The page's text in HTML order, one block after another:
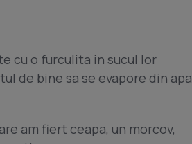
cu o furculita in sucul lor
de bine sa se evapore din apa
am fiert ceapa, un morcov,